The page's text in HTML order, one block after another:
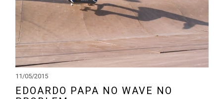
11/05/2015
EDOARDO PAPA NO WAVE NO